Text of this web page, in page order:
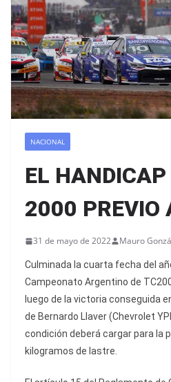
NACIONAL
EL HANDICAP
2000 PREVIO
31 de mayo de 2022 Mauro
Culminada la cuarta fecha del
Campeonato Argentino de
luego de la victoria conseguida
de Bernardo Llaver (Chevrolet
condición deberá cargar para la
kilogramos de lastre.